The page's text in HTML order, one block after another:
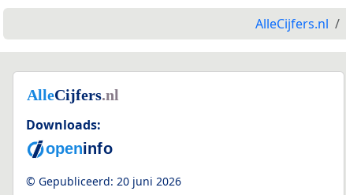
AlleCijfers.nl
Downloads:
© Gepubliceerd: 20 juni 2026